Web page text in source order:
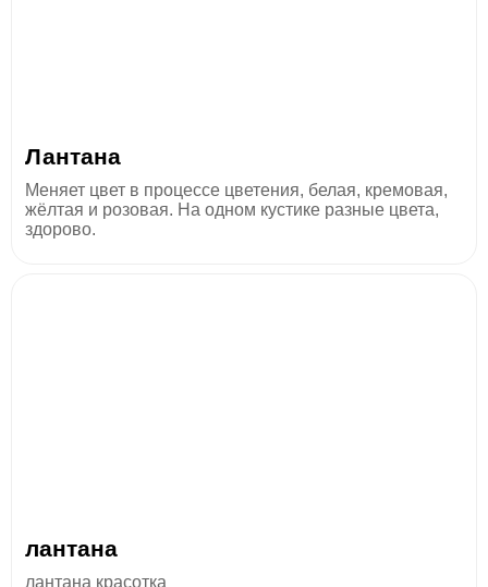
Лантана
Меняет цвет в процессе цветения, белая, кремовая,
жёлтая и розовая. На одном кустике разные цвета,
здорово.
лантана
лантана красотка